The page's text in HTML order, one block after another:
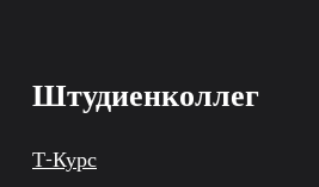
Штудиенколлег
Т-Курс